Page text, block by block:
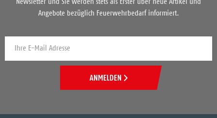
Newsletter und Sie werden stets als Erster über neue Artikel und
Angebote bezüglich Feuerwehrbedarf informiert.
ANMELDEN